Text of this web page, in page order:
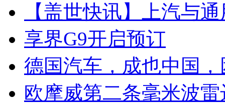
【盖世快讯】上汽与
享界G9开启预订
德国汽车，成也中国
欧摩威第二条毫米波